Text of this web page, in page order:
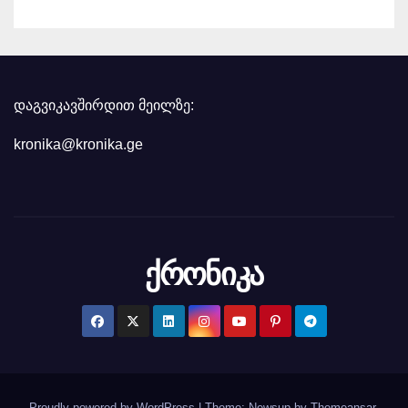
დაგვიკავშირდით მეილზე:
kronika@kronika.ge
ქრონიკა